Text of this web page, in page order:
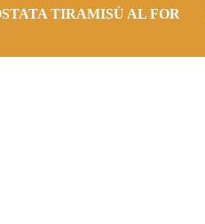
TIRAMISÙ AL FORNO